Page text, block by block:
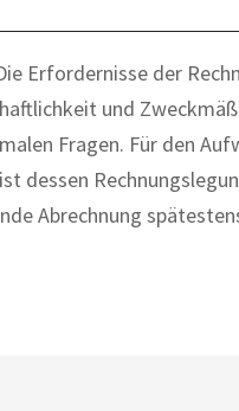
Erfordernisse der
und
Fragen. Für den
dessen
Abrechnung